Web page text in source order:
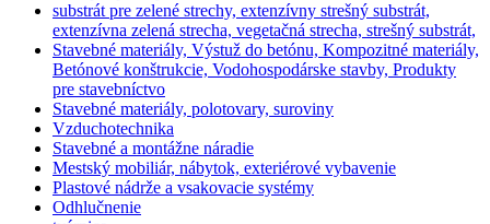
substrát pre zelené strechy, extenzívny strešný substrát,
extenzívna zelená strecha, vegetačná strecha, strešný substrát,
Stavebné materiály, Výstuž do betónu, Kompozitné materiály,
Betónové konštrukcie, Vodohospodárske stavby, Produkty
pre stavebníctvo
Stavebné materiály, polotovary, suroviny
Vzduchotechnika
Stavebné a montážne náradie
Mestský mobiliár, nábytok, exteriérové vybavenie
Plastové nádrže a vsakovacie systémy
Odhlučnenie